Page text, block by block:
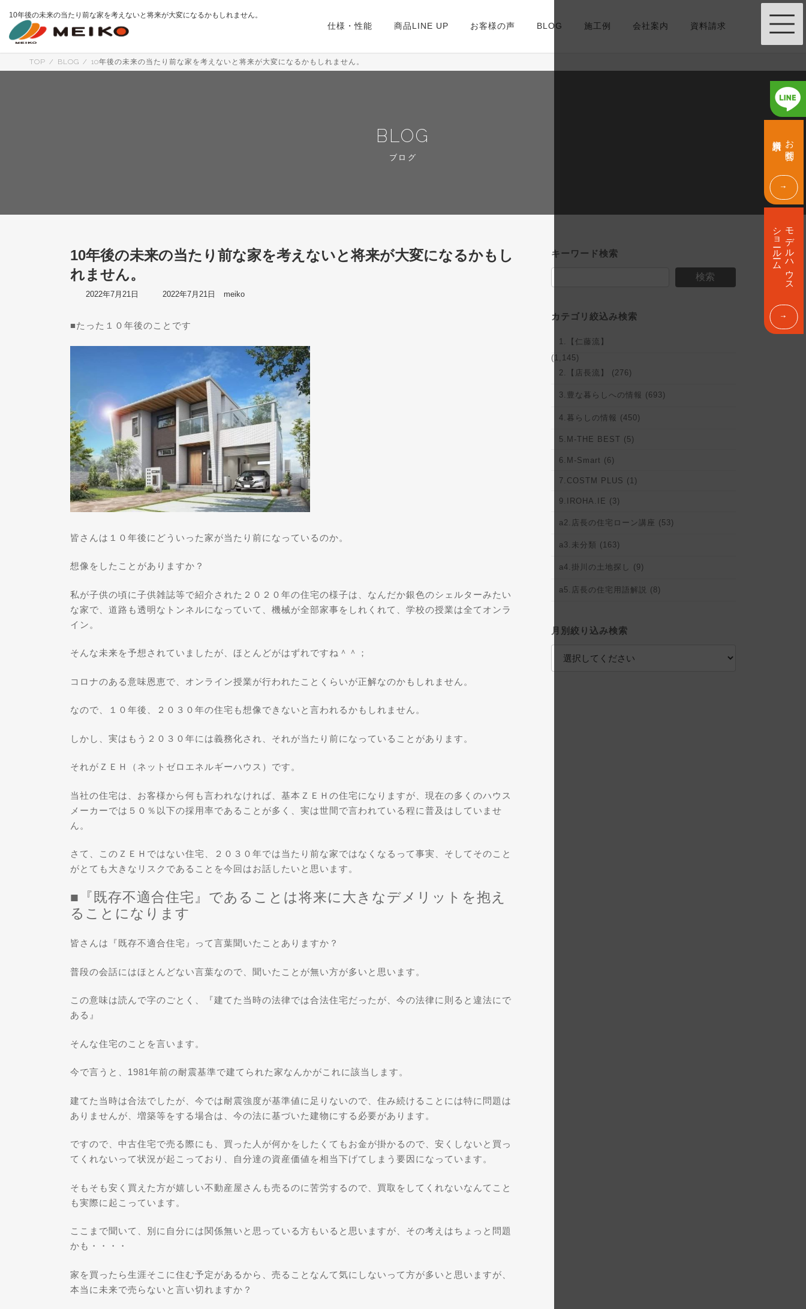
ス
ン
10年後の未来の当たり前な家を考えないと将来が大変になるかもしれません。
仕様・性能 商品LINE UP お客様の声 BLOG 施工例 会社案内 資料請求
TOP BLOG 10年後の未来の当たり前な家を考えないと将来が大変になるかもしれません。
BLOG
ブログ
10年後の未来の当たり前な家を考えないと将来が大変になるかもし
れません。
2022年7月21日
最
新
時
2022年7月21日 meiko
■たった１０年後のことです
皆さんは１０年後にどういった家が当たり前になっているのか。
想像をしたことがありますか？
私が子供の頃に子供雑誌等で紹介された２０２０年の住宅の様子は、なんだか銀色のシェルターみたい
な家で、道路も透明なトンネルになっていて、機械が全部家事をしれくれて、学校の授業は全てオンラ
イン。
そんな未来を予想されていましたが、ほとんどがはずれですね＾＾；
コロナのある意味恩恵で、オンライン授業が行われたことくらいが正解なのかもしれません。
なので、１０年後、２０３０年の住宅も想像できないと言われるかもしれません。
しかし、実はもう２０３０年には義務化され、それが当たり前になっていることがあります。
それがＺＥＨ（ネットゼロエネルギーハウス）です。
当社の住宅は、お客様から何も言われなければ、基本ＺＥＨの住宅になりますが、現在の多くのハウス
メーカーでは５０％以下の採用率であることが多く、実は世間で言われている程に普及はしていませ
ん。
さて、このＺＥＨではない住宅、２０３０年では当たり前な家ではなくなるって事実、そしてそのこと
がとても大きなリスクであることを今回はお話したいと思います。
■『既存不適合住宅』であることは将来に大きなデメリットを抱え
ることになります
皆さんは『既存不適合住宅』って言葉聞いたことありますか？
普段の会話にはほとんどない言葉なので、聞いたことが無い方が多いと思います。
この意味は読んで字のごとく、『建てた当時の法律では合法住宅だったが、今の法律に則ると違法にで
ある』
そんな住宅のことを言います。
今で言うと、1981年前の耐震基準で建てられた家なんかがこれに該当します。
建てた当時は合法でしたが、今では耐震強度が基準値に足りないので、住み続けることには特に問題は
ありませんが、増築等をする場合は、今の法に基づいた建物にする必要があります。
ですので、中古住宅で売る際にも、買った人が何かをしたくてもお金が掛かるので、安くしないと買っ
てくれないって状況が起こっており、自分達の資産価値を相当下げてしまう要因になっています。
そもそも安く買えた方が嬉しい不動産屋さんも売るのに苦労するので、買取をしてくれないなんてこと
も実際に起こっています。
ここまで聞いて、別に自分には関係無いと思っている方もいると思いますが、その考えはちょっと問題
かも・・・・
家を買ったら生涯そこに住む予定があるから、売ることなんて気にしないって方が多いと思いますが、
本当に未来で売らないと言い切れますか？
キーワード検索
検索
カテゴリ絞込み検索
1.【仁藤流】
(1,145)
2.【店長流】 (276)
3.豊な暮らしへの情報 (693)
4.暮らしの情報 (450)
5.M-THE BEST (5)
6.M-Smart (6)
7.COSTM PLUS (1)
9.IROHA.IE (3)
a2.店長の住宅ローン講座 (53)
a3.未分類 (163)
a4.掛川の土地探し (9)
a5.店長の住宅用語解説 (8)
月別絞り込み検索
お問合せ
モデルハウス
ショールーム